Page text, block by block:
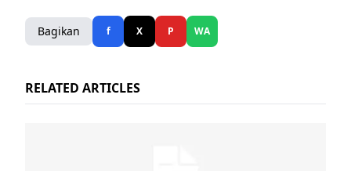
Bagikan f X P WA
RELATED ARTICLES